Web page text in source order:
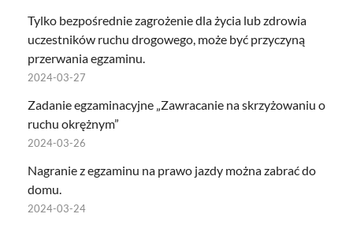
Tylko bezpośrednie zagrożenie dla życia lub zdrowia
uczestników ruchu drogowego, może być przyczyną
przerwania egzaminu.
2024-03-27
Zadanie egzaminacyjne „Zawracanie na skrzyżowaniu o
ruchu okrężnym”
2024-03-26
Nagranie z egzaminu na prawo jazdy można zabrać do
domu.
2024-03-24